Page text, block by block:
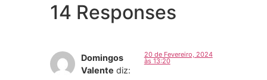
14 Responses
Domingos
Valente diz:
20 de Fevereiro, 2024
às 13:20